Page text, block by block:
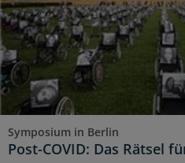
Symposium in Berlin
Post-COVID: Das Rätsel